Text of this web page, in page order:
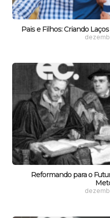
Pais e Filhos: Criando
Reformando para o